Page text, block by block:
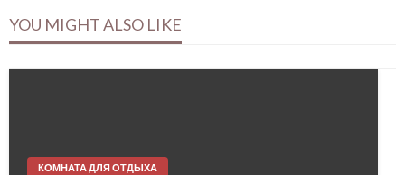
YOU MIGHT ALSO LIKE
КОМНАТА ДЛЯ ОТДЫХА